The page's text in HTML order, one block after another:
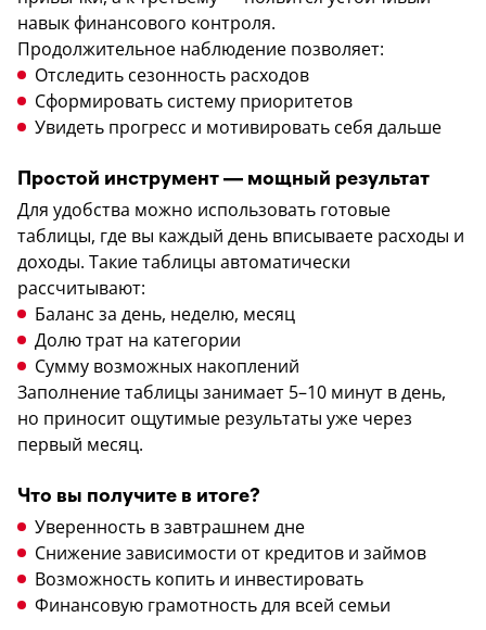
навык финансового контроля.
Продолжительное наблюдение позволяет:
Отследить сезонность расходов
Сформировать систему приоритетов
Увидеть прогресс и мотивировать себя дальше
Простой инструмент — мощный результат
Для удобства можно использовать готовые
таблицы, где вы каждый день вписываете расходы и
доходы. Такие таблицы автоматически
рассчитывают:
Баланс за день, неделю, месяц
Долю трат на категории
Сумму возможных накоплений
Заполнение таблицы занимает 5–10 минут в день,
но приносит ощутимые результаты уже через
первый месяц.
Что вы получите в итоге?
Уверенность в завтрашнем дне
Снижение зависимости от кредитов и займов
Возможность копить и инвестировать
Финансовую грамотность для всей семьи